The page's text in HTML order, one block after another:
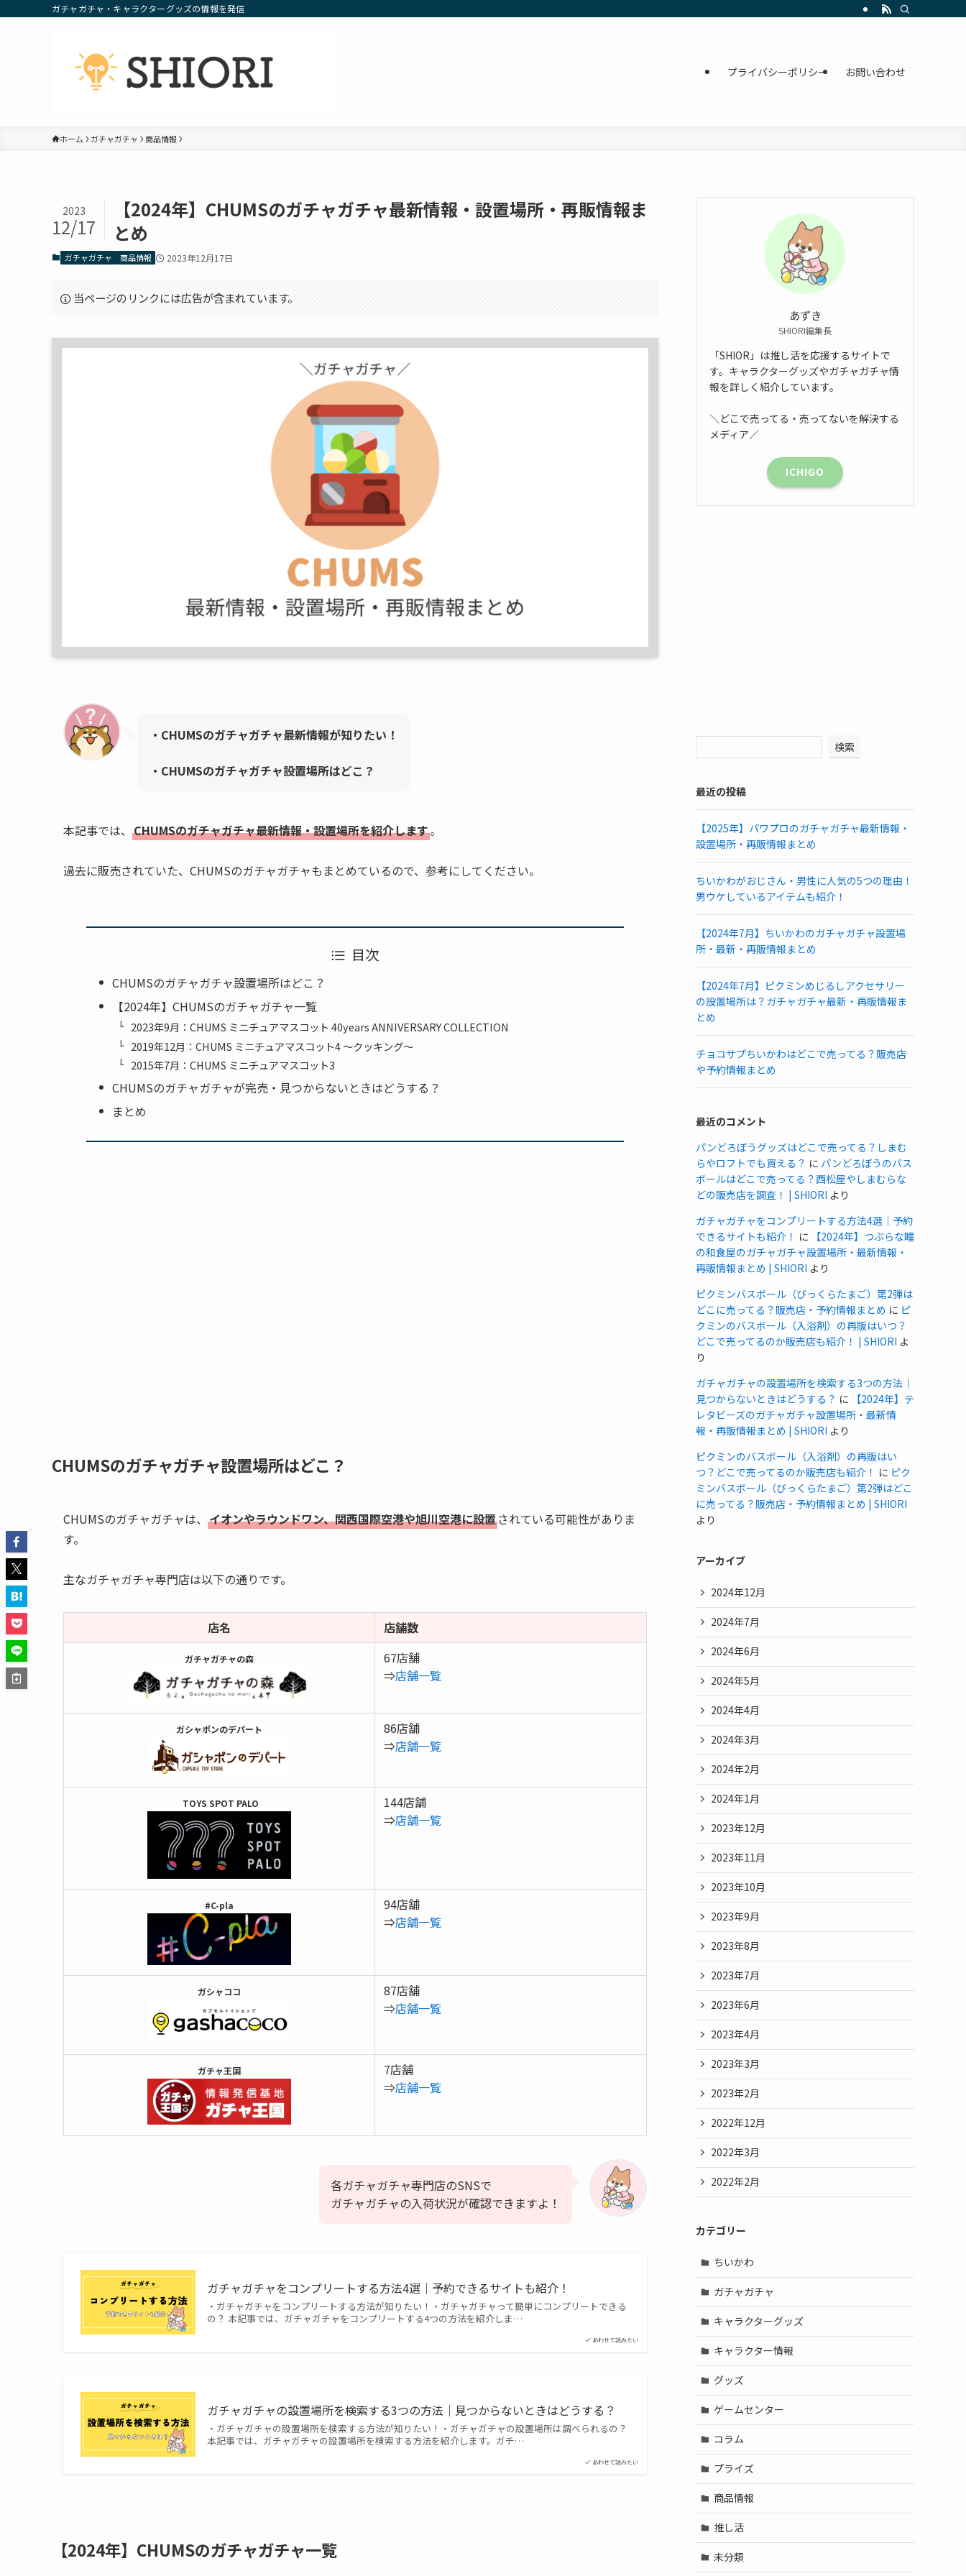
ガチャガチャ・キャラクターグッズの情報を発信
プライバシーポリシー お問い合わせ
ホーム ガチャガチャ 商品情報
【2024年】CHUMSのガチャガチャ最新情報・設置場所・再販情報ま
とめ
2023
12/17
ガチャガチャ 商品情報 2023年12月17日
当ページのリンクには広告が含まれています。
・CHUMSのガチャガチャ最新情報が知りたい！
・ CHUMSのガチャガチャ設置場所はどこ？
本記事では、 CHUMSのガチャガチャ最新情報・設置場所を紹介します。
過去に販売されていた、CHUMSのガチャガチャもまとめているので、参考にしてください。
目次
CHUMSのガチャガチャ設置場所はどこ？
【2024年】CHUMSのガチャガチャ一覧
2023年9月：CHUMS ミニチュアマスコット 40years ANNIVERSARY COLLECTION
2019年12月：CHUMS ミニチュアマスコット4 ～クッキング～
2015年7月：CHUMS ミニチュアマスコット3
CHUMSのガチャガチャが完売・見つからないときはどうする？
まとめ
CHUMSのガチャガチャ設置場所はどこ？
CHUMSのガチャガチャは、 イオンやラウンドワン、関西国際空港や旭川空港に設置されている可能性がありま
す。
主なガチャガチャ専門店は以下の通りです。
店名 店舗数
ガチャガチャの森
67店舗
⇒店舗一覧
ガシャポンのデパート
86店舗
⇒店舗一覧
TOYS SPOT PALO
144店舗
⇒店舗一覧
#C-pla
94店舗
⇒店舗一覧
ガシャココ
87店舗
⇒店舗一覧
ガチャ王国
7店舗
⇒店舗一覧
各ガチャガチャ専門店のSNSで
ガチャガチャの入荷状況が確認できますよ！
あわせて読みたい
ガチャガチャをコンプリートする方法4選｜予約できるサイトも紹介！
・ガチャガチャをコンプリートする方法が知りたい！・ガチャガチャって簡単にコンプリートできる
の？ 本記事では、ガチャガチャをコンプリートする4つの方法を紹介しま…
あわせて読みたい
ガチャガチャの設置場所を検索する3つの方法｜見つからないときはどうする？
・ガチャガチャの設置場所を検索する方法が知りたい！・ガチャガチャの設置場所は調べられるの？
本記事では、ガチャガチャの設置場所を検索する方法を紹介します。ガチ…
【2024年】CHUMSのガチャガチャ一覧
あずき
SHIORI編集長
「SHIOR」は推し活を応援するサイトで
す。キャラクターグッズやガチャガチャ情
報を詳しく紹介しています。
＼どこで売ってる・売ってないを解決する
メディア／
ICHIGO
検索
最近の投稿
【2025年】パワプロのガチャガチャ最新情報・
設置場所・再販情報まとめ
ちいかわがおじさん・男性に人気の5つの理由！
男ウケしているアイテムも紹介！
【2024年7月】ちいかわのガチャガチャ設置場
所・最新・再販情報まとめ
【2024年7月】ピクミンめじるしアクセサリー
の設置場所は？ガチャガチャ最新・再販情報ま
とめ
チョコサプちいかわはどこで売ってる？販売店
や予約情報まとめ
最近のコメント
パンどろぼうグッズはどこで売ってる？しまむ
らやロフトでも買える？ に パンどろぼうのバス
ボールはどこで売ってる？西松屋やしまむらな
どの販売店を調査！ | SHIORI より
ガチャガチャをコンプリートする方法4選｜予約
できるサイトも紹介！ に
【2024年】つぶらな瞳
の和食屋のガチャガチャ設置場所・最新情報・
再販情報まとめ | SHIORI より
ピクミンバスボール（びっくらたまご）第2弾は
どこに売ってる？販売店・予約情報まとめ に ピ
クミンのバスボール（入浴剤）の再販はいつ？
どこで売ってるのか販売店も紹介！ | SHIORI よ
り
ガチャガチャの設置場所を検索する3つの方法｜
見つからないときはどうする？ に
【2024年】テ
レタビーズのガチャガチャ設置場所・最新情
報・再販情報まとめ | SHIORI より
ピクミンのバスボール（入浴剤）の再販はい
つ？どこで売ってるのか販売店も紹介！ に ピク
ミンバスボール（びっくらたまご）第2弾はどこ
に売ってる？販売店・予約情報まとめ | SHIORI
より
アーカイブ
2024年12月
2024年7月
2024年6月
2024年5月
2024年4月
2024年3月
2024年2月
2024年1月
2023年12月
2023年11月
2023年10月
2023年9月
2023年8月
2023年7月
2023年6月
2023年4月
2023年3月
2023年2月
2022年12月
2022年3月
2022年2月
カテゴリー
ちいかわ
ガチャガチャ
キャラクターグッズ
キャラクター情報
グッズ
ゲームセンター
コラム
プライズ
商品情報
推し活
未分類